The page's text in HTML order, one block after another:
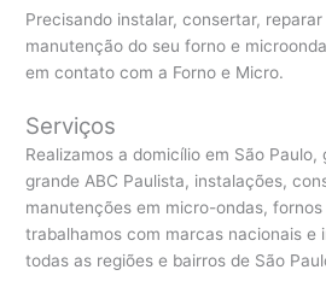
Precisando instalar, consertar,
manutenção do seu forno e
em contato com a Forno e Micro.
Serviços
Realizamos a domicílio em São Paulo,
grande ABC Paulista, instalações,
manutenções em micro-ondas,
trabalhamos com marcas nacionais e
todas as regiões e bairros de São